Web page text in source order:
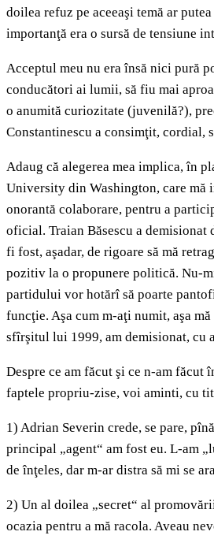
doilea refuz pe aceeaşi temă ar
importanţă era o sursă de tensiune
Acceptul meu nu era însă nici pură
conducători ai lumii, să fiu mai
o anumită curiozitate (juvenilă?),
Constantinescu a consimţit, cordial,
Adaug că alegerea mea implica, în
University din Washington, care mă
onorantă colaborare, pentru a
oficial. Traian Băsescu a demisionat
fi fost, aşadar, de rigoare să mă
pozitiv la o propunere politică. Nu-
partidului vor hotărî să poarte
funcţie. Aşa cum m-aţi numit, aşa
sfîrşitul lui 1999, am demisionat, cu
Despre ce am făcut şi ce n-am făcut
faptele propriu-zise, voi aminti, cu
1) Adrian Severin crede, se pare,
principal „agent“ am fost eu. L‑am
de înţeles, dar m-ar distra să mi se
2) Un al doilea „secret“ al
ocazia pentru a mă racola. Aveau